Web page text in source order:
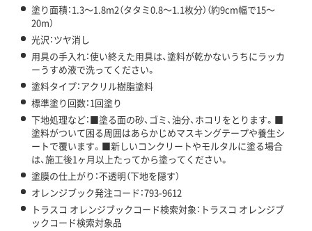
塗り面積：1.3～1.8m2（タタミ0.8～1.1枚分）（約9cm幅で15～
20m）
光沢：ツヤ消し
用具の手入れ：使い終えた用具は、塗料が乾かないうちにラッカ
ーうすめ液で洗ってください。
塗料タイプ：アクリル樹脂塗料
標準塗り回数：1回塗り
下地処理など：■塗る面の砂、ゴミ、油分、ホコリをとります。■
塗料がついて困る周囲はあらかじめマスキングテープや養生シ
ートで覆います。■新しいコンクリートやモルタルに塗る場合
は、施工後1ヶ月以上たってから塗ってください。
塗膜の仕上がり：不透明（下地を隠す）
オレンジブック発注コード：793-9612
トラスコ オレンジブックコード検索対象：トラスコ オレンジブ
ックコード検索対象品